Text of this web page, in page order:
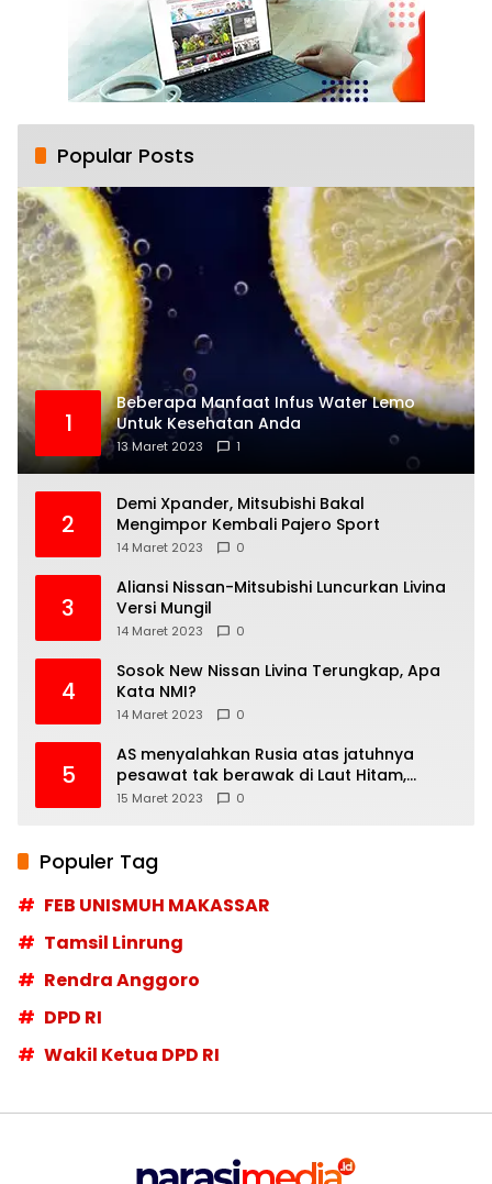
Popular Posts
1
Beberapa Manfaat Infus Water Lemo
Untuk Kesehatan Anda
13 Maret 2023 1
2
Demi Xpander, Mitsubishi Bakal
Mengimpor Kembali Pajero Sport
14 Maret 2023 0
3
Aliansi Nissan-Mitsubishi Luncurkan Livina
Versi Mungil
14 Maret 2023 0
4
Sosok New Nissan Livina Terungkap, Apa
Kata NMI?
14 Maret 2023 0
5
AS menyalahkan Rusia atas jatuhnya
pesawat tak berawak di Laut Hitam,
Moskow menyangkal
15 Maret 2023 0
Populer Tag
FEB UNISMUH MAKASSAR
Tamsil Linrung
Rendra Anggoro
DPD RI
Wakil Ketua DPD RI